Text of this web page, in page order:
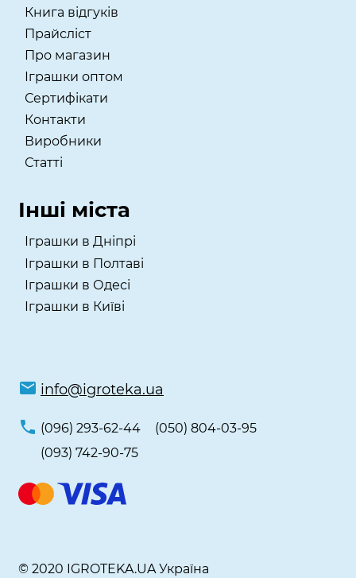
Книга відгуків
Прайсліст
Про магазин
Іграшки оптом
Сертифікати
Контакти
Виробники
Статті
Інші міста
Іграшки в Дніпрі
Іграшки в Полтаві
Іграшки в Одесі
Іграшки в Київі
info@igroteka.ua
(096) 293-62-44
(050) 804-03-95
(093) 742-90-75
© 2020 IGROTEKA.UA Україна